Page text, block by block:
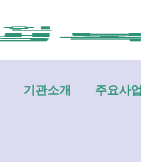
기관소개 주요사업